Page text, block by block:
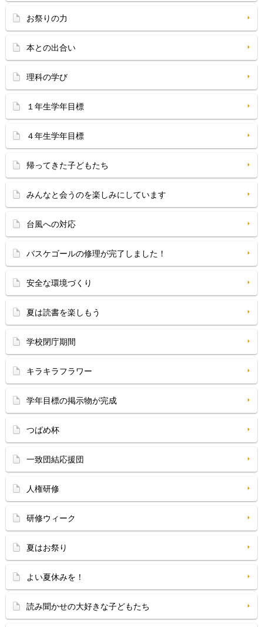
お祭りの力
本との出合い
理科の学び
１年生学年目標
４年生学年目標
帰ってきた子どもたち
みんなと会うのを楽しみにしています
台風への対応
バスケゴールの修理が完了しました！
安全な環境づくり
夏は読書を楽しもう
学校閉庁期間
キラキラフラワー
学年目標の掲示物が完成
つばめ杯
一致団結応援団
人権研修
研修ウィーク
夏はお祭り
よい夏休みを！
読み聞かせの大好きな子どもたち